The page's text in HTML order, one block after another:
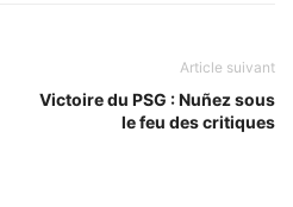
Article suivant
Victoire du PSG : Nuñez sous
le feu des critiques